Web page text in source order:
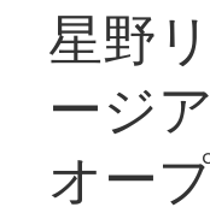
星野
ージ
オー